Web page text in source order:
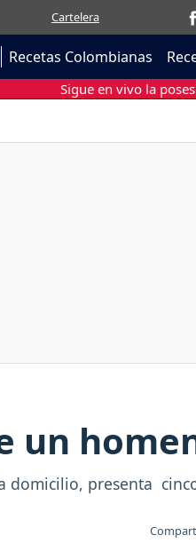
Cartelera
Recetas Colombianas
Sigue en vivo la
un
domicilio, presenta